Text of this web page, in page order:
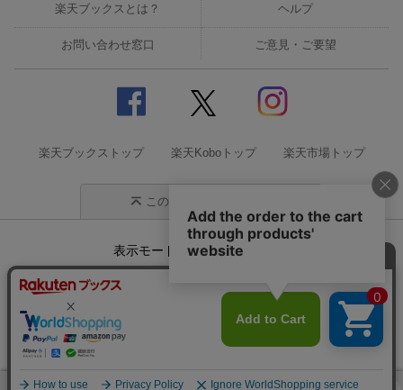
楽天ブックスとは？ ヘルプ
お問い合わせ窓口 ご意見・ご要望
楽天ブックストップ 楽天Koboトップ 楽天市場トップ
このページの先頭に戻る
表示モード モバイル
企業情報 個人情報保護方針